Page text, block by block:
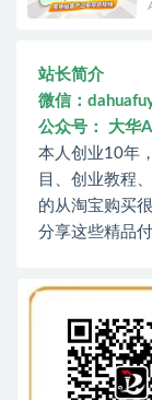
站长简介
微信：
公众号： 大华
本人创业10年
目、创业教程
的从淘宝购买
分享这些精品付